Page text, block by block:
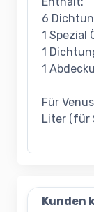
6
1 Spezial
1
1
Für
Liter (für
Kunden